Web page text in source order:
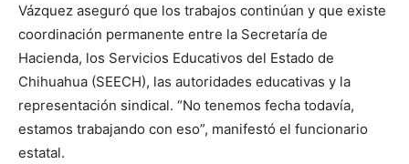
Vázquez aseguró que los trabajos continúan y que existe
coordinación permanente entre la Secretaría de
Hacienda, los Servicios Educativos del Estado de
Chihuahua (SEECH), las autoridades educativas y la
representación sindical. “No tenemos fecha todavía,
estamos trabajando con eso”, manifestó el funcionario
estatal.